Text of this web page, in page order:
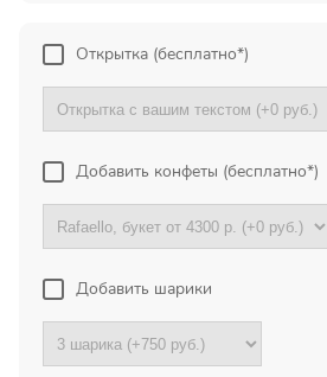
Огромное спасибо за
компетентную помощь в
выборе букета. Спасибо
большое. Доставка пришла
вовремя. Остаюсь Вашим
Тамара
Гидроторф,
область
Букет с хризантемами и
герберами оказался очень
Открытка (бесплатно*)
Добавить конфеты (бесплатно*)
Добавить шарики